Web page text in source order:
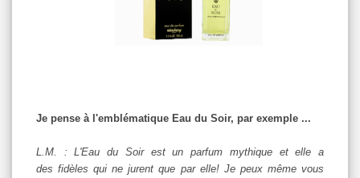
Je pense à l'emblématique Eau du Soir, par exemple ...
L.M. : L'Eau du Soir est un parfum mythique et elle a
des fidèles qui ne jurent que par elle! Je peux même vous